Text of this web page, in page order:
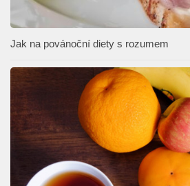
Jak na povánoční diety s rozumem